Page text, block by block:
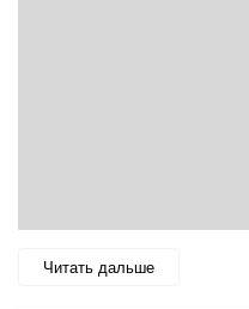
Читать дальше